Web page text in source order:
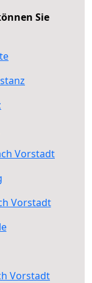
Sie
Vorstadt
Vorstadt
Vorstadt